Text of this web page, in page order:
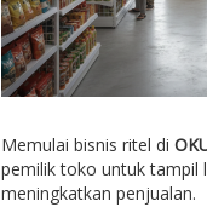
Memulai bisnis ritel di
pemilik toko untuk tampil
meningkatkan penjualan.